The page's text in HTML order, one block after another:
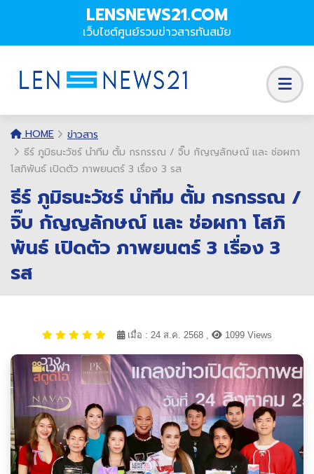
LENSNEWS21.COM
เว็บไซต์ศูนย์รวมข่าวสารทันสมัย
HOME
ข่าวสาร
ธีร์ ภูมิธนะวัชร์ นำทีม ตั้ม กรกรรณ / จิ๊บ กัญญลักษณ์ และ ช่อผกา
โสภิพันธ์ เปิดตัว ภาพยนตร์ 3 เรื่อง 3 รส
ธีร์ ภูมิธนะวัชร์ นำทีม ตั้ม กรกรรณ /
จิ๊บ กัญญลักษณ์ และ ช่อผกา โสภิ
พันธ์ เปิดตัว ภาพยนตร์ 3 เรื่อง 3
รส
เมื่อ : 24 ส.ค. 2568 , 1099 Views